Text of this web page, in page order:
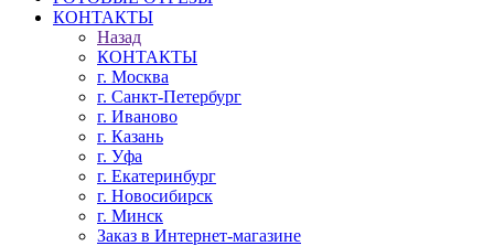
КОНТАКТЫ
Назад
КОНТАКТЫ
г. Москва
г. Санкт-Петербург
г. Иваново
г. Казань
г. Уфа
г. Екатеринбург
г. Новосибирск
г. Минск
Заказ в Интернет-магазине